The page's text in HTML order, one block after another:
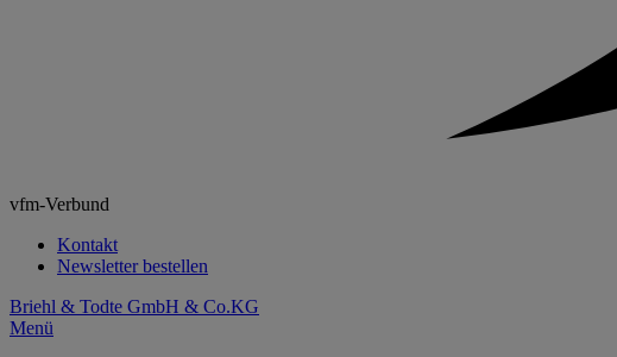
vfm-Verbund
Kontakt
Newsletter bestellen
Briehl & Todte GmbH & Co.KG
Menü